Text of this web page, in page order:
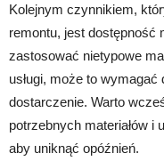
Kolejnym czynnikiem,
remontu, jest dostępność
zastosować nietypowe
usługi, może to
dostarczenie. Warto
potrzebnych materiałów
aby uniknąć opóźnień.